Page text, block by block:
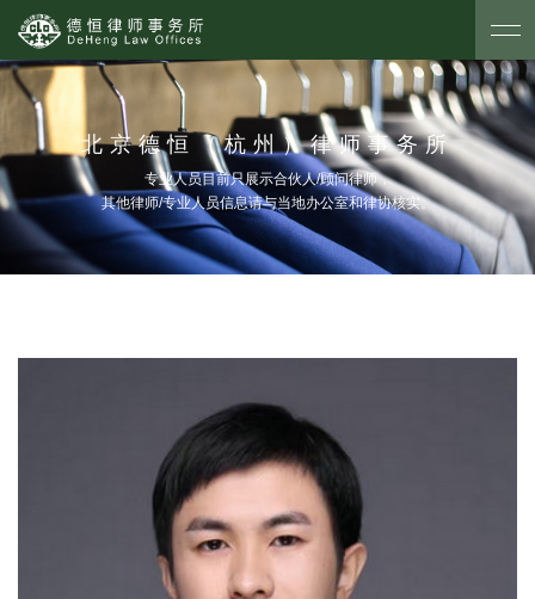
北京德恒（杭州）律师事务所
专业人员目前只展示合伙人/顾问律师，
其他律师/专业人员信息请与当地办公室和律协核实。